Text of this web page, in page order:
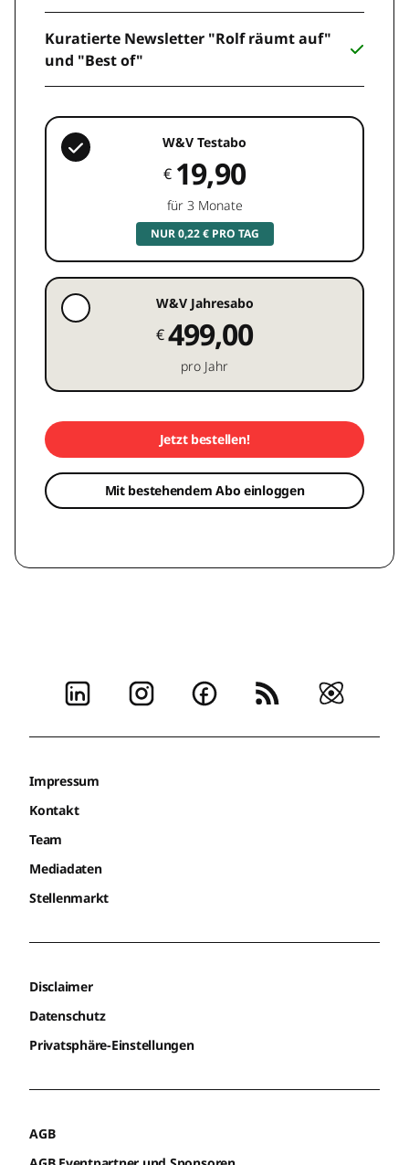
Kuratierte Newsletter "Rolf räumt auf"
und "Best of"
W&V Testabo
€ 19,90
für 3 Monate
NUR 0,22 € PRO TAG
W&V Jahresabo
€499,00
pro Jahr
Jetzt bestellen!
Mit bestehendem Abo einloggen
Impressum
Kontakt
Team
Mediadaten
Stellenmarkt
Disclaimer
Datenschutz
Privatsphäre-Einstellungen
AGB